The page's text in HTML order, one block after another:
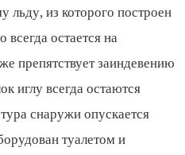
льду, из которого построен
всегда остается на
препятствует заиндевению
иглу всегда остаются
снаружи опускается
туалетом и